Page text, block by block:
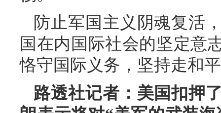
防止军国主义阴魂复活
国在内国际社会的坚定意
恪守国际义务，坚持走和
路透社记者：美国扣押